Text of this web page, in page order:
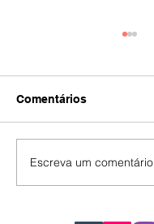
IA
Comentários
Escreva um comentário